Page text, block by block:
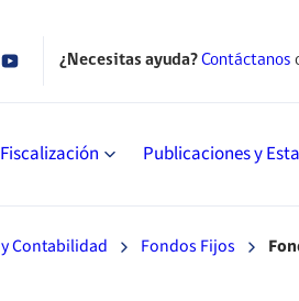
Publicaciones y
¿Necesitas ayuda?Contáctanos
Contabilidad Fondos Fijos